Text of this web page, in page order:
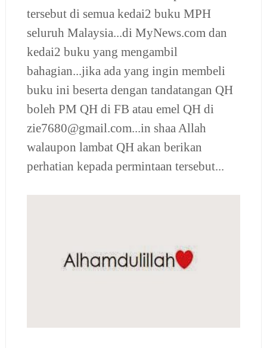
tersebut di semua kedai2 buku MPH
seluruh Malaysia...di MyNews.com dan
kedai2 buku yang mengambil
bahagian...jika ada yang ingin membeli
buku ini beserta dengan tandatangan QH
boleh PM QH di FB atau emel QH di
zie7680@gmail.com...in shaa Allah
walaupon lambat QH akan berikan
perhatian kepada permintaan tersebut...